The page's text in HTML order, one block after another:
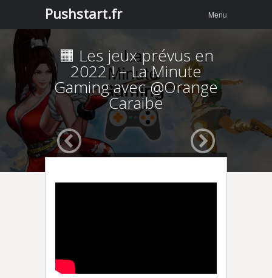
Pushstart.fr
content
Menu
🟧 Les jeux prévus en
2022 ! – La Minute
Gaming avec @Orange
Caraibe